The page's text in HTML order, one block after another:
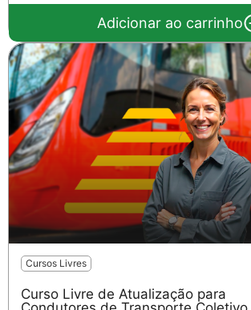
Adicionar ao carrinho
Cursos Livres
Curso Livre de Atualização para